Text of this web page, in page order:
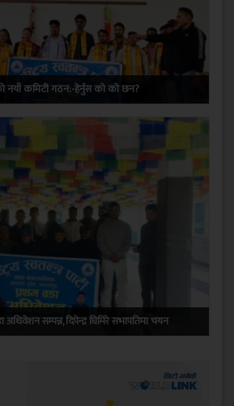
को नयाँ कमिटी गठन:-हेर्नुस को को छन?
अधिवेशन सम्पन्न, दिपेन्द्र घिमिरे सभापतिमा चयन